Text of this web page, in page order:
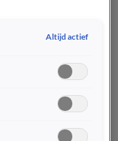
Altijd actief